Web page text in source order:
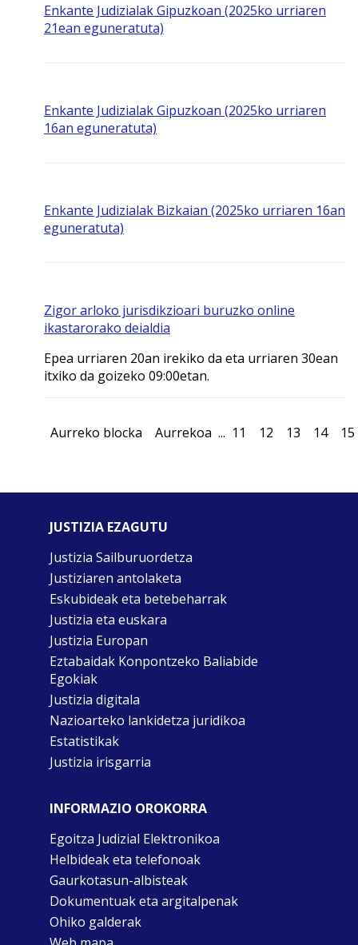
Enkante Judizialak Gipuzkoan (2025ko urriaren
21ean eguneratuta)
Enkante Judizialak Gipuzkoan (2025ko urriaren
16an eguneratuta)
Enkante Judizialak Bizkaian (2025ko urriaren 16an
eguneratuta)
Zigor arloko jurisdikzioari buruzko online
ikastarorako deialdia
Epea urriaren 20an irekiko da eta urriaren 30ean
itxiko da goizeko 09:00etan.
Aurreko blocka Aurrekoa ... 11 12 13 14 15
JUSTIZIA EZAGUTU
Justizia Sailburuordetza
Justiziaren antolaketa
Eskubideak eta betebeharrak
Justizia eta euskara
Justizia Europan
Eztabaidak Konpontzeko Baliabide
Egokiak
Justizia digitala
Nazioarteko lankidetza juridikoa
Estatistikak
Justizia irisgarria
INFORMAZIO OROKORRA
Egoitza Judizial Elektronikoa
Helbideak eta telefonoak
Gaurkotasun-albisteak
Dokumentuak eta argitalpenak
Ohiko galderak